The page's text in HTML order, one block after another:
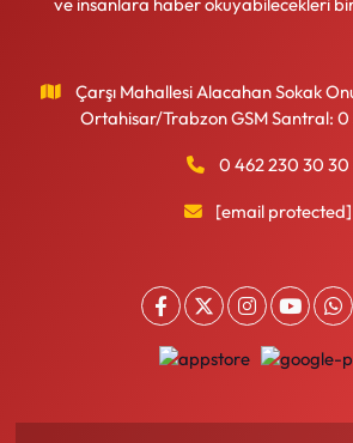
Çarşı Mahallesi Alacahan Sokak
Ortahisar/Trabzon GSM Santral: 0
0 462 230 30 30
[email protected]